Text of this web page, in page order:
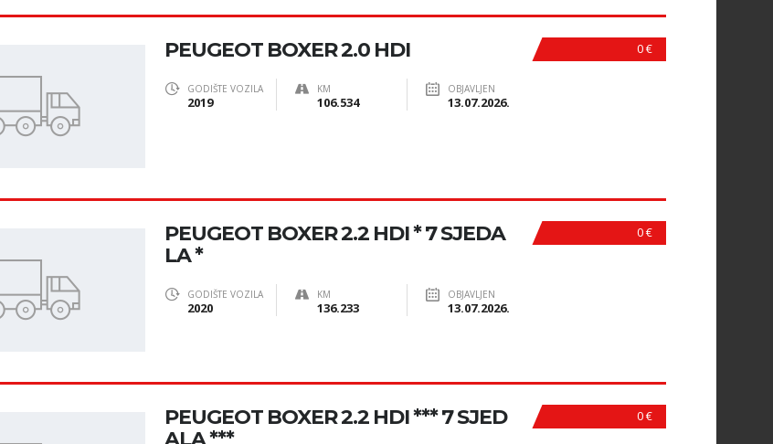
0 €
PEUGEOT BOXER 2.0 HDI
GODIŠTE VOZILA
2019
KM
106.534
OBJAVLJEN
13.07.2026.
0 €
PEUGEOT BOXER 2.2 HDI * 7 SJEDA
LA *
GODIŠTE VOZILA
2020
KM
136.233
OBJAVLJEN
13.07.2026.
0 €
PEUGEOT BOXER 2.2 HDI *** 7 SJED
ALA ***